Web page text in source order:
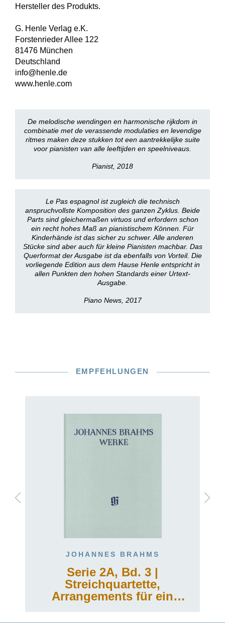
Hersteller des Produkts.
G. Henle Verlag e.K.
Forstenrieder Allee 122
81476 München
Deutschland
info@henle.de
www.henle.com
De melodische wendingen en harmonische rijkdom in
combinatie met de verassende modulaties en levendige
ritmes maken deze stukken tot een aantrekkelijke suite
voor pianisten van alle leeftijden en speelniveaus.
Pianist, 2018
Le Pas espagnol ist zugleich die technisch
anspruchvollste Komposition des ganzen Zyklus. Beide
Parts sind gleichermaßen virtuos und erfordern schon
ein recht hohes Maß an pianistischem Können. Für
Kinderhände ist das sicher zu schwer. Alle anderen
Stücke sind aber auch für kleine Pianisten machbar. Das
Querformat der Ausgabe ist da ebenfalls von Vorteil. Die
vorliegende Edition aus dem Hause Henle entspricht in
allen Punkten den hohen Standards einer Urtext-
Ausgabe.
Piano News, 2017
EMPFEHLUNGEN
JOHANNES BRAHMS
Serie 2A, Bd. 3 |
Streichquartette,
Arrangements für ein